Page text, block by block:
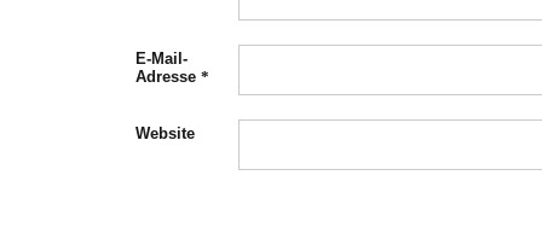
E-Mail-
Adresse *
Website